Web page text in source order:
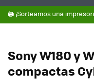
🖨️ ¡Sorteamos una
Sony W180 y
compactas